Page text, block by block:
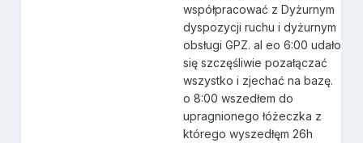
współpracować z Dyżurnym
dyspozycji ruchu i dyżurnym
obsługi GPZ. al eo 6:00 udało
się szczęśliwie pozałączać
wszystko i zjechać na bazę.
o 8:00 wszedłem do
upragnionego łóżeczka z
którego wyszedłęm 26h